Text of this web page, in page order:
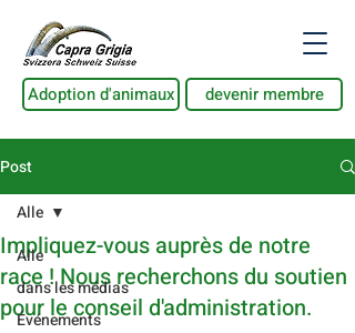
Adoption d'animaux devenir membre
Post
Alle
dans les médias
Événements
Alle
Impliquez-vous auprès de notre
race ! Nous recherchons du soutien
pour le conseil d'administration.